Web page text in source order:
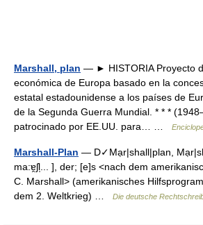
Marshall, plan — ► HISTORIA Proyecto
económica de Europa basado en la
estatal estadounidense a los países de
de la Segunda Guerra Mundial. * * *
patrocinado por EE.UU. para… …
Marshall-Plan — D✓Mạr|shall|plan,
ma:ɐ̯ʃl̩... ], der; [e]s <nach dem
C. Marshall> (amerikanisches
dem 2. Weltkrieg) …
Die deutsche